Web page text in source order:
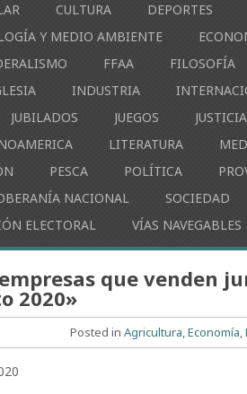
CULTURA DEPORTES
Y MEDIO AMBIENTE
FFAA FILOSOFÍA
INDUSTRIA
JUBILADOS JUEGOS JUSTICIA
LITERATURA
PESCA POLÍTICA
NACIONAL SOCIEDAD
ELECTORAL VÍAS NAVEGABLES
que venden
2020»
Posted inAgricultura,Economía,